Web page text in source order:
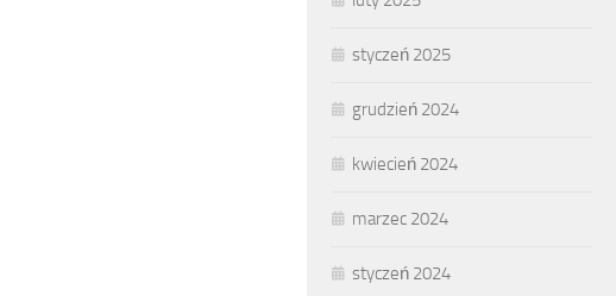
styczeń 2025
grudzień 2024
kwiecień 2024
marzec 2024
styczeń 2024